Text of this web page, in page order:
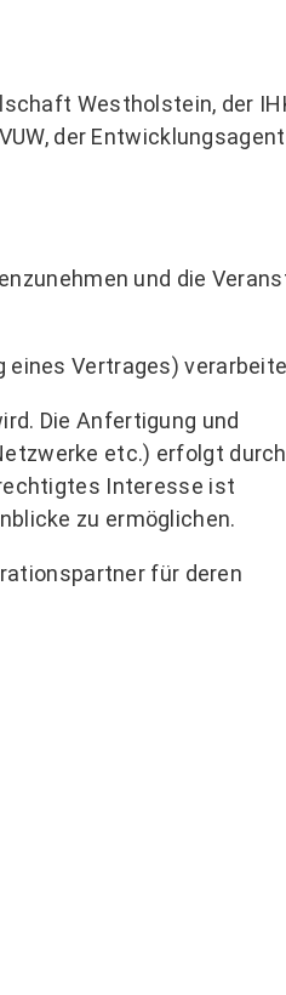
Westholstein, der
der
und die
eines Vertrages)
Die Anfertigung und
etc.) erfolgt
Interesse ist
zu ermöglichen.
für deren